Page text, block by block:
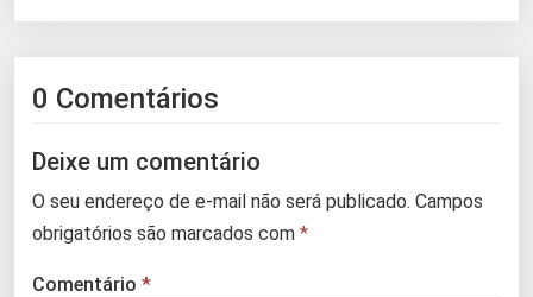
0 Comentários
Deixe um comentário
O seu endereço de e-mail não será publicado. Campos
obrigatórios são marcados com *
Comentário *